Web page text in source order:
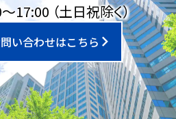
17:00 （土日祝除く）
い合わせはこちら